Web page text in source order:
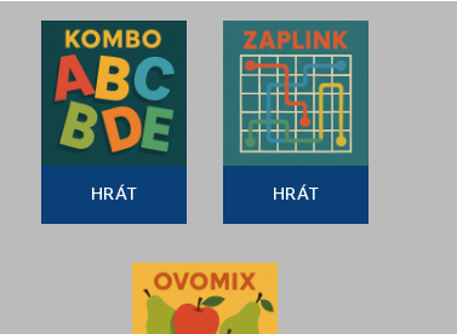
HRÁT HRÁT